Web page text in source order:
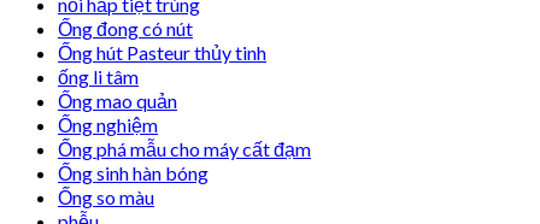
nồi hấp tiệt trùng
Ống đong có nút
Ống hút Pasteur thủy tinh
ống li tâm
Ống mao quản
Ống nghiệm
Ống phá mẫu cho máy cất đạm
Ống sinh hàn bóng
Ống so màu